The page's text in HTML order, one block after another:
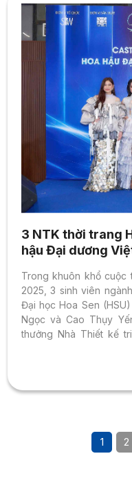
3 NTK thời trang
hậu Đại dương
Trong khuôn khổ cuộc
2025, 3 sinh viên
Đại học Hoa Sen
Ngọc và Cao Thụy
thưởng Nhà Thiết kế
thiết kế trẻ HSU trên
thông điệp xanh và
sáng trên sàn diễn
1 2